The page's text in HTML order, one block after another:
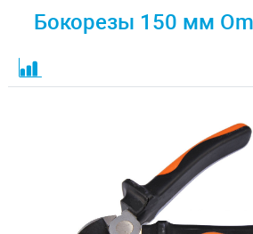
Бокорезы 150 мм